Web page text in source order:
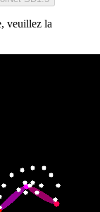
veuillez la